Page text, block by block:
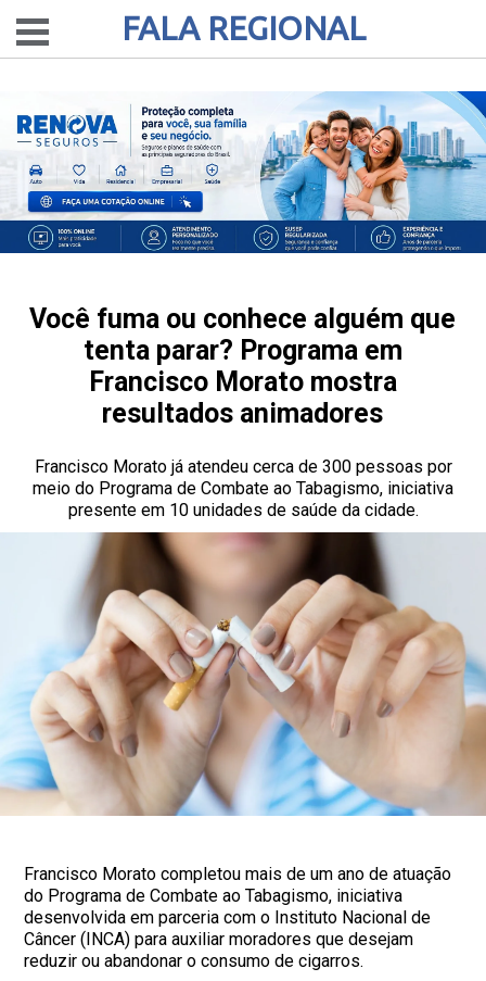
FALA REGIONAL
Você fuma ou conhece alguém que
tenta parar? Programa em
Francisco Morato mostra
resultados animadores
Francisco Morato já atendeu cerca de 300 pessoas por
meio do Programa de Combate ao Tabagismo, iniciativa
presente em 10 unidades de saúde da cidade.
Francisco Morato completou mais de um ano de atuação
do Programa de Combate ao Tabagismo, iniciativa
desenvolvida em parceria com o Instituto Nacional de
Câncer (INCA) para auxiliar moradores que desejam
reduzir ou abandonar o consumo de cigarros.